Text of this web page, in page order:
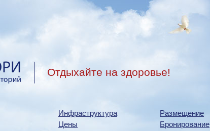
Отдыхайте на здоровье!
Инфраструктура Размещение
Цены Бронирование